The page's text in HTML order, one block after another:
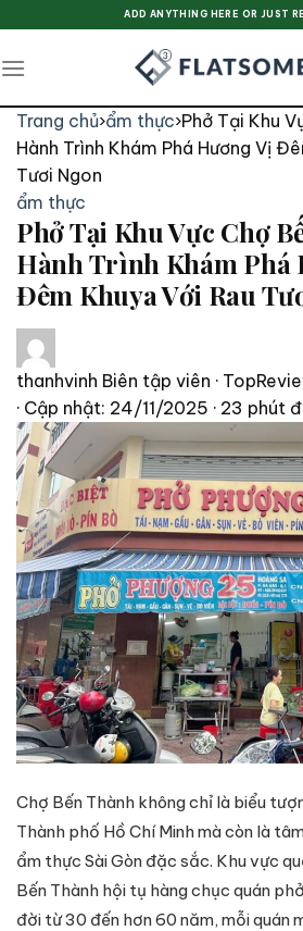
content
ADD ANYTHING HERE OR JUST
Trang chủ›ẩm thực›Phở Tại Khu
Hành Trình Khám Phá Hương Vị
Tươi Ngon
ẩm thực
Phở Tại Khu Vực Chợ
Hành Trình Khám Phá
Đêm Khuya Với Rau
thanhvinh Biên tập viên ·
· Cập nhật: 24/11/2025 · 23 phút
Chợ Bến Thành không chỉ là biểu
Thành phố Hồ Chí Minh mà còn là
ẩm thực Sài Gòn đặc sắc. Khu vực
Bến Thành hội tụ hàng chục quán
đời từ 30 đến hơn 60 năm, mỗi quán